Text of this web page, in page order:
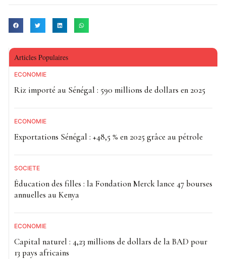
Articles Populaires
ECONOMIE
Riz importé au Sénégal : 590 millions de dollars en 2025
ECONOMIE
Exportations Sénégal : +48,5 % en 2025 grâce au pétrole
SOCIETE
Éducation des filles : la Fondation Merck lance 47 bourses
annuelles au Kenya
ECONOMIE
Capital naturel : 4,23 millions de dollars de la BAD pour
13 pays africains